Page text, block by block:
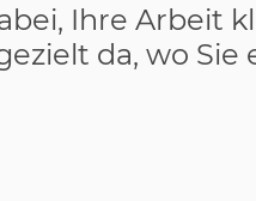
Ihre Arbeit
da, wo Sie